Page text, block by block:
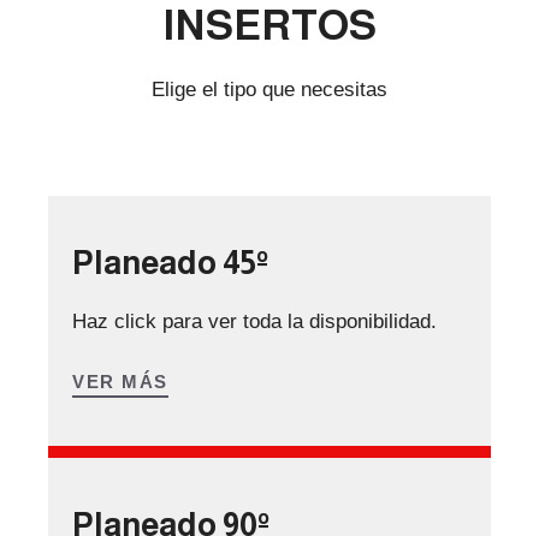
INSERTOS
Elige el tipo que necesitas
Planeado 45º
Haz click para ver toda la disponibilidad.
VER MÁS
Planeado 90º